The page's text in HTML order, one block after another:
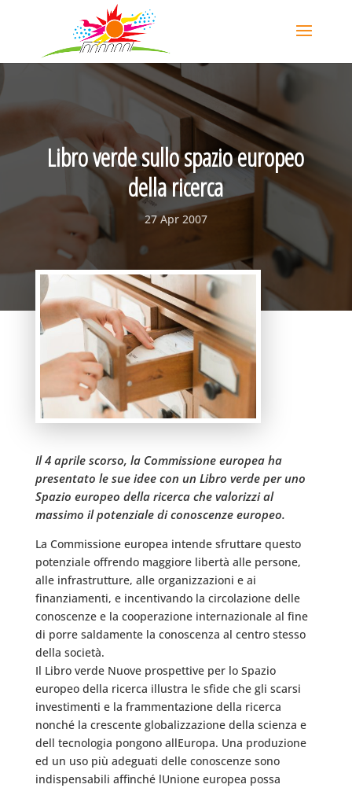
Libro verde sullo spazio europeo
della ricerca
27 Apr 2007
Il 4 aprile scorso, la Commissione europea ha
presentato le sue idee con un Libro verde per uno
Spazio europeo della ricerca che valorizzi al
massimo il potenziale di conoscenze europeo.
La Commissione europea intende sfruttare questo
potenziale offrendo maggiore libertà alle persone,
alle infrastrutture, alle organizzazioni e ai
finanziamenti, e incentivando la circolazione delle
conoscenze e la cooperazione internazionale al fine
di porre saldamente la conoscenza al centro stesso
della società.
Il Libro verde Nuove prospettive per lo Spazio
europeo della ricerca illustra le sfide che gli scarsi
investimenti e la frammentazione della ricerca
nonché la crescente globalizzazione della scienza e
dell tecnologia pongono allEuropa. Una produzione
ed un uso più adeguati delle conoscenze sono
indispensabili affinché lUnione europea possa